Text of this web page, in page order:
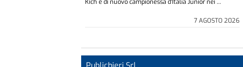
7 AGOSTO 2026
Kich è di nuovo campionessa d'Italia Junior nei ...